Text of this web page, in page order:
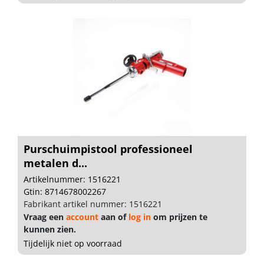
Purschuimpistool professioneel
metalen d...
Artikelnummer: 1516221
Gtin: 8714678002267
Fabrikant artikel nummer: 1516221
Vraag een account aan of log in om prijzen te
kunnen zien.
Tijdelijk niet op voorraad